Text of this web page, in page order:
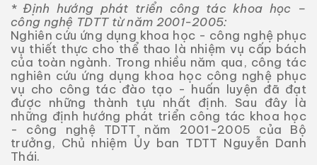
* Định hướng phát triển công tác khoa học –
công nghệ TDTT từ năm 2001-2005:
Nghiên cứu ứng dụng khoa học - công nghệ phục
vụ thiết thực cho thể thao là nhiệm vụ cấp bách
của toàn ngành. Trong nhiều năm qua, công tác
nghiên cứu ứng dụng khoa học công nghệ phục
vụ cho công tác đào tạo - huấn luyện đã đạt
được những thành tựu nhất định. Sau đây là
những định hướng phát triển công tác khoa học
- công nghệ TDTT năm 2001-2005 của Bộ
trưởng, Chủ nhiệm Ủy ban TDTT Nguyễn Danh
Thái.